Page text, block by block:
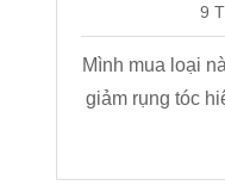
9
Mình mua loại
giảm rụng tóc